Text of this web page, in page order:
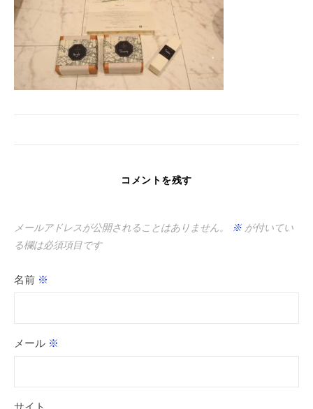
コメントを残す
メールアドレスが公開されることはありません。 ※が付いてい
る欄は必須項目です
名前 ※
メール ※
サイト